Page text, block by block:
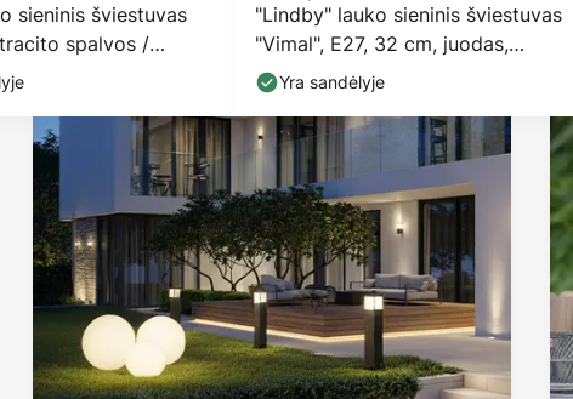
sieninis šviestuvas
spalvos /
"Lindby" lauko sieninis šviestuvas
"Vimal", E27, 32 cm, juodas,
aliuminis
Yra sandėlyje